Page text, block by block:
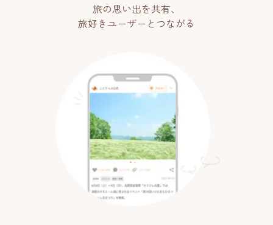
旅の思い出を共有、
旅好きユーザーとつながる